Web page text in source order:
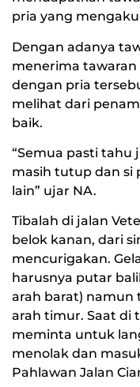
pria yang
Dengan adanya
menerima
dengan pria
melihat dari
baik.
“Semua pasti tahu
masih tutup dan si
lain” ujar NA.
Tibalah di jalan
belok kanan, dari
mencurigakan.
harusnya putar
arah barat) namun
arah timur. Saat di
meminta untuk
menolak dan
Pahlawan Jalan